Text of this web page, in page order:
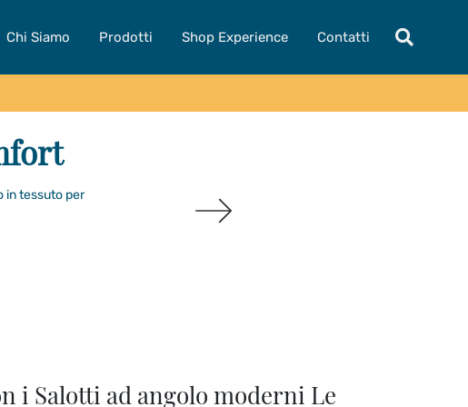
Chi Siamo Prodotti Shop Experience Contatti
in tessuto per
i Salotti ad angolo moderni Le